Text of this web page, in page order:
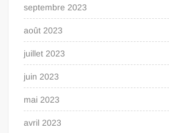
septembre 2023
août 2023
juillet 2023
juin 2023
mai 2023
avril 2023